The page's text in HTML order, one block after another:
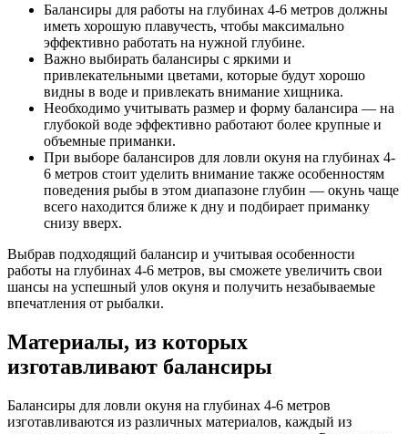
Балансиры для работы на глубинах 4-6 метров должны
иметь хорошую плавучесть, чтобы максимально
эффективно работать на нужной глубине.
Важно выбирать балансиры с яркими и
привлекательными цветами, которые будут хорошо
видны в воде и привлекать внимание хищника.
Необходимо учитывать размер и форму балансира — на
глубокой воде эффективно работают более крупные и
объемные приманки.
При выборе балансиров для ловли окуня на глубинах 4-
6 метров стоит уделить внимание также особенностям
поведения рыбы в этом диапазоне глубин — окунь чаще
всего находится ближе к дну и подбирает приманку
снизу вверх.
Выбрав подходящий балансир и учитывая особенности
работы на глубинах 4-6 метров, вы сможете увеличить свои
шансы на успешный улов окуня и получить незабываемые
впечатления от рыбалки.
Материалы, из которых
изготавливают балансиры
Балансиры для ловли окуня на глубинах 4-6 метров
изготавливаются из различных материалов, каждый из